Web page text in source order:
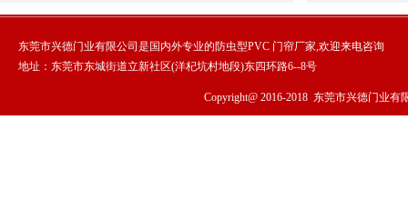
东莞市兴德门业有限公司是国内外专业的防虫型PVC 门帘厂家,欢迎来电咨询
地址：东莞市东城街道立新社区(洋杞坑村地段)东四环路6--8号
Copyright@ 2016-2018 东莞市兴德门业有